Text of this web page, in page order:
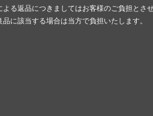
よる返品につきましてはお客様のご負担とさ
品に該当する場合は当方で負担いたします。